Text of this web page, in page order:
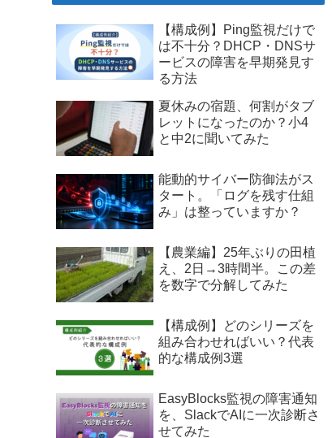
【構成例】Ping監視だけで
は不十分？DHCP・DNSサ
ービスの障害を早期発見す
る方法
夏休みの宿題、何割がタブ
レットになったのか？小4
と中2に聞いてみた
能動的サイバー防御法がス
タート。「ログを残す仕組
み」は整っていますか？
【農業編】25年ぶりの田植
え、2日→3時間半。この差
を数字で分解してみた
【構成例】どのシリーズを
組み合わせればいい？代表
的な構成例3選
EasyBlocks監視の障害通知
を、SlackでAIに一次診断さ
せてみた